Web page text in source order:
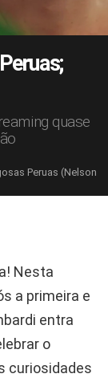
quase
Peruas (Nelson
Nesta
a primeira e
entra
o
curiosidades